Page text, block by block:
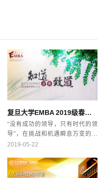
复旦大学EMBA 2019级春季班入学营隆重拉开序幕
“没有成功的领导，只有时代的领
导”，在挑战和机遇瞬息万变的时
代，企业的未来发展对于企业管理
学习、再提升，成为众多企业高级
管理者们的内在需求。2019年5月
2019-05-22